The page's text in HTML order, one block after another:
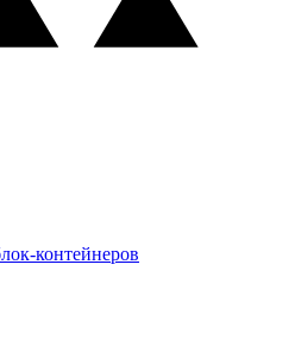
контейнеров